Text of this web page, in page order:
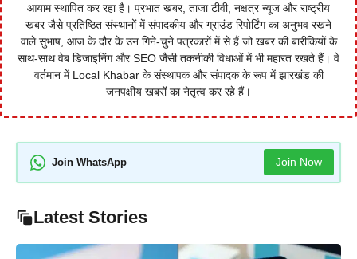
आयाम स्थापित कर रहा है। प्रभात खबर, ताजा टीवी, नक्षत्र न्यूज और राष्ट्रीय
खबर जैसे प्रतिष्ठित संस्थानों में संपादकीय और ग्राउंड रिपोर्टिंग का अनुभव रखने
वाले सुभाष, आज के दौर के उन गिने-चुने पत्रकारों में से हैं जो खबर की बारीकियों के
साथ-साथ वेब डिजाइनिंग और SEO जैसी तकनीकी विधाओं में भी महारत रखते हैं। वे
वर्तमान में Local Khabar के संस्थापक और संपादक के रूप में झारखंड की
जनपक्षीय खबरों का नेतृत्व कर रहे हैं।
Join WhatsApp Join Now
Latest Stories